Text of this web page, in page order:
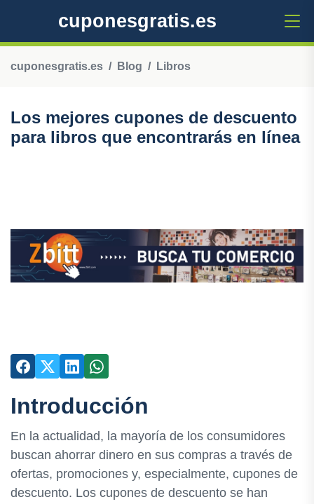
cuponesgratis.es
cuponesgratis.es Blog Libros
Los mejores cupones de descuento
para libros que encontrarás en línea
Introducción
En la actualidad, la mayoría de los consumidores
buscan ahorrar dinero en sus compras a través de
ofertas, promociones y, especialmente, cupones de
descuento. Los cupones de descuento se han